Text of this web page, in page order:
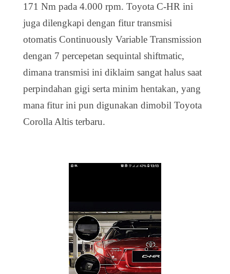
171 Nm pada 4.000 rpm. Toyota C-HR ini
juga dilengkapi dengan fitur transmisi
otomatis Continuously Variable Transmission
dengan 7 percepetan sequintal shiftmatic,
dimana transmisi ini diklaim sangat halus saat
perpindahan gigi serta minim hentakan, yang
mana fitur ini pun digunakan dimobil Toyota
Corolla Altis terbaru.